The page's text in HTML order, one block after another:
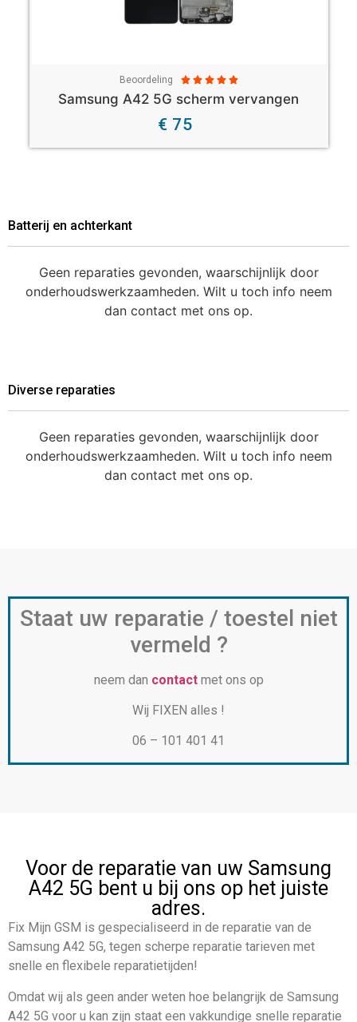
Beoordeling     
Samsung A42 5G scherm vervangen
€ 75
Batterij en achterkant
Geen reparaties gevonden, waarschijnlijk door
onderhoudswerkzaamheden. Wilt u toch info neem
dan contact met ons op.
Diverse reparaties
Geen reparaties gevonden, waarschijnlijk door
onderhoudswerkzaamheden. Wilt u toch info neem
dan contact met ons op.
Staat uw reparatie / toestel niet
vermeld ?
neem dan contactmet ons op
Wij FIXEN alles !
06 – 101 401 41
Voor de reparatie van uw Samsung
A42 5G bent u bij ons op het juiste
adres.
Fix Mijn GSM is gespecialiseerd in de reparatie van de
Samsung A42 5G, tegen scherpe reparatie tarieven met
snelle en flexibele reparatietijden!
Omdat wij als geen ander weten hoe belangrijk de Samsung
A42 5G voor u kan zijn staat een vakkundige snelle reparatie